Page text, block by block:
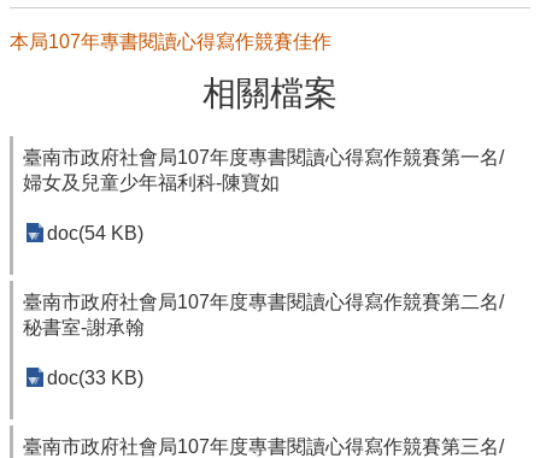
本局107年專書閱讀心得寫作競賽佳作
相關檔案
臺南市政府社會局107年度專書閱讀心得寫作競賽第一名/
婦女及兒童少年福利科-陳寶如
doc(54 KB)
臺南市政府社會局107年度專書閱讀心得寫作競賽第二名/
秘書室-謝承翰
doc(33 KB)
臺南市政府社會局107年度專書閱讀心得寫作競賽第三名/